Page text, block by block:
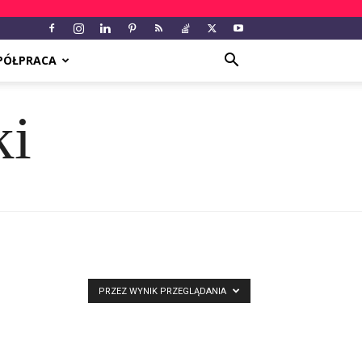
PRZEZ WYNIK PRZEGLĄDANIA